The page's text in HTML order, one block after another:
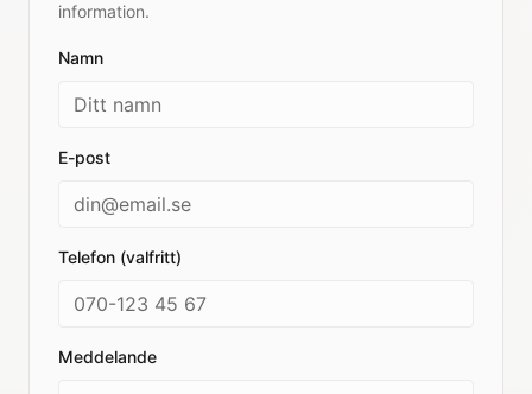
information.
Namn
E-post
Telefon (valfritt)
Meddelande